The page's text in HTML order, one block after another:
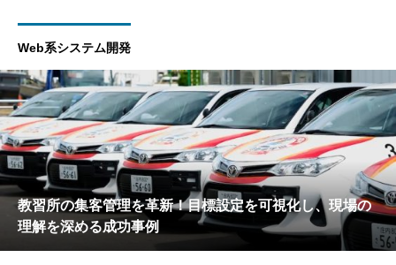
を開発しました。業界に新しいスタンダードを築くため、システ
ムの匠で
Web系システム開発
教習所の集客管理を革新！目標設定を可視化し、現場の
理解を深める成功事例